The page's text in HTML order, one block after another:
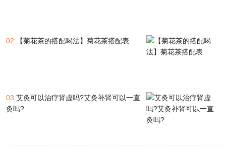
02 【菊花茶的搭配喝法】菊花茶搭配表
03 艾灸可以治疗肾虚吗?艾灸补肾可以一直
灸吗?